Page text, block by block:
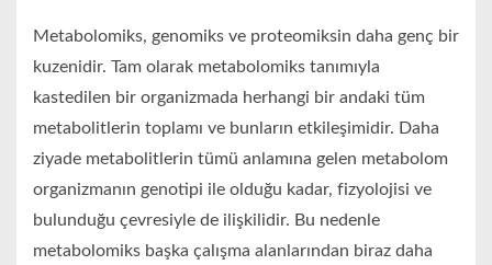
Metabolomiks, genomiks ve proteomiksin daha genç bir
kuzenidir. Tam olarak metabolomiks tanımıyla
kastedilen bir organizmada herhangi bir andaki tüm
metabolitlerin toplamı ve bunların etkileşimidir. Daha
ziyade metabolitlerin tümü anlamına gelen metabolom
organizmanın genotipi ile olduğu kadar, fizyolojisi ve
bulunduğu çevresiyle de ilişkilidir. Bu nedenle
metabolomiks başka çalışma alanlarından biraz daha